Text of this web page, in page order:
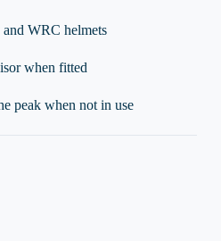
WRC helmets
when fitted
peak when not in use